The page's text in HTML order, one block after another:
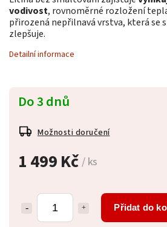
1 499 Kč/ ks
Přidat do
Do 3 dnů
Možnosti doručení
vodivost, rovnoměrné rozložení
přirozená nepřilnavá vrstva, která se
zlepšuje.
Detailní informace